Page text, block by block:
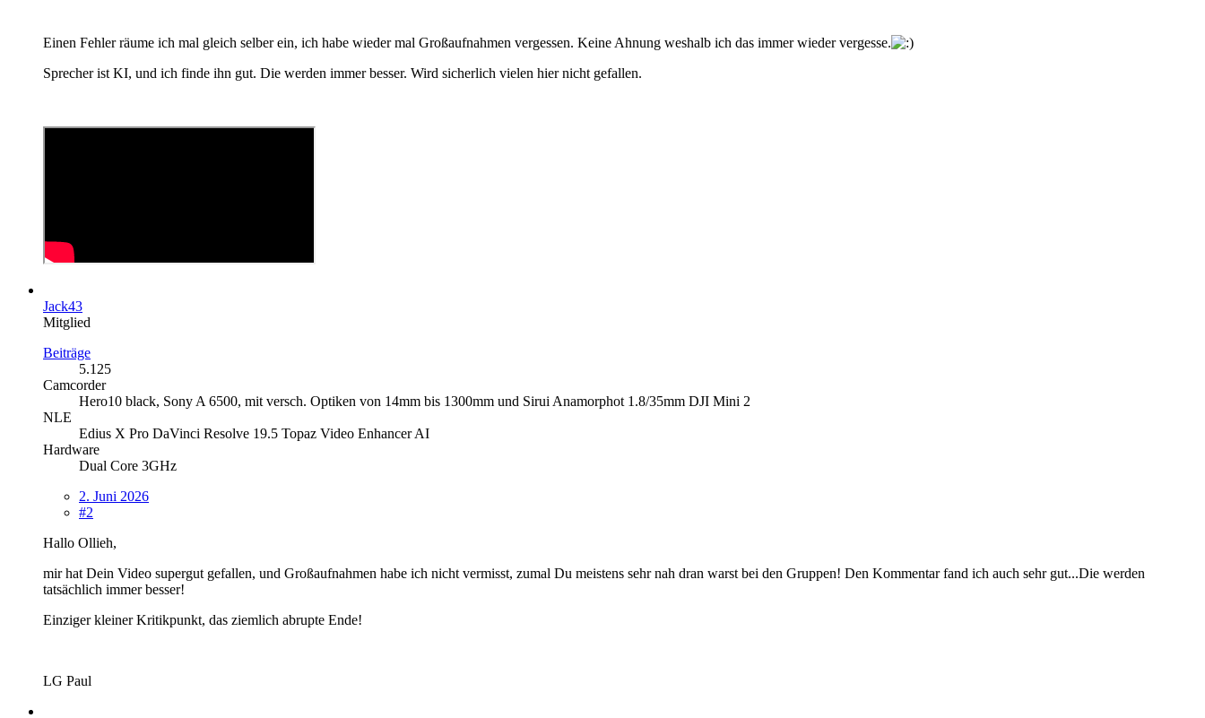
Einen Fehler räume ich mal gleich selber ein, ich habe wieder mal Großaufnahmen vergessen. Keine Ahnung weshalb ich das immer wieder vergesse.
Sprecher ist KI, und ich finde ihn gut. Die werden immer besser. Wird sicherlich vielen hier nicht gefallen.
Jack43
Mitglied
Beiträge
5.125
Camcorder
Hero10 black, Sony A 6500, mit versch. Optiken von 14mm bis 1300mm und Sirui Anamorphot 1.8/35mm DJI Mini 2
NLE
Edius X Pro DaVinci Resolve 19.5 Topaz Video Enhancer AI
Hardware
Dual Core 3GHz
2. Juni 2026
#2
Hallo Ollieh,
mir hat Dein Video supergut gefallen, und Großaufnahmen habe ich nicht vermisst, zumal Du meistens sehr nah dran warst bei den Gruppen! Den Kommentar fand ich auch sehr gut...Die werden
tatsächlich immer besser!
Einziger kleiner Kritikpunkt, das ziemlich abrupte Ende!
LG Paul